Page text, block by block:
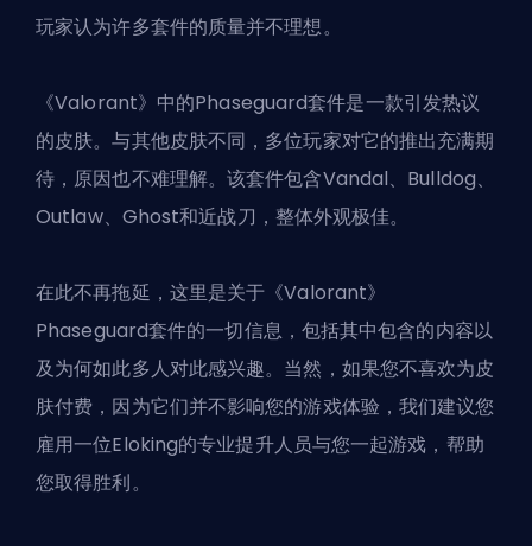
玩家认为许多套件的质量并不理想。
《Valorant》中的Phaseguard套件是一款引发热议
的皮肤。与其他皮肤不同，多位玩家对它的推出充满期
待，原因也不难理解。该套件包含Vandal、Bulldog、
Outlaw、Ghost和近战刀，整体外观极佳。
在此不再拖延，这里是关于《Valorant》
Phaseguard套件的一切信息，包括其中包含的内容以
及为何如此多人对此感兴趣。当然，如果您不喜欢为皮
肤付费，因为它们并不影响您的游戏体验，我们建议您
雇用一位Eloking的专业提升人员与您一起游戏，帮助
您取得胜利。